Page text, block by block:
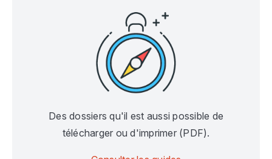
Des dossiers qu'il est aussi possible de
télécharger ou d'imprimer (PDF).